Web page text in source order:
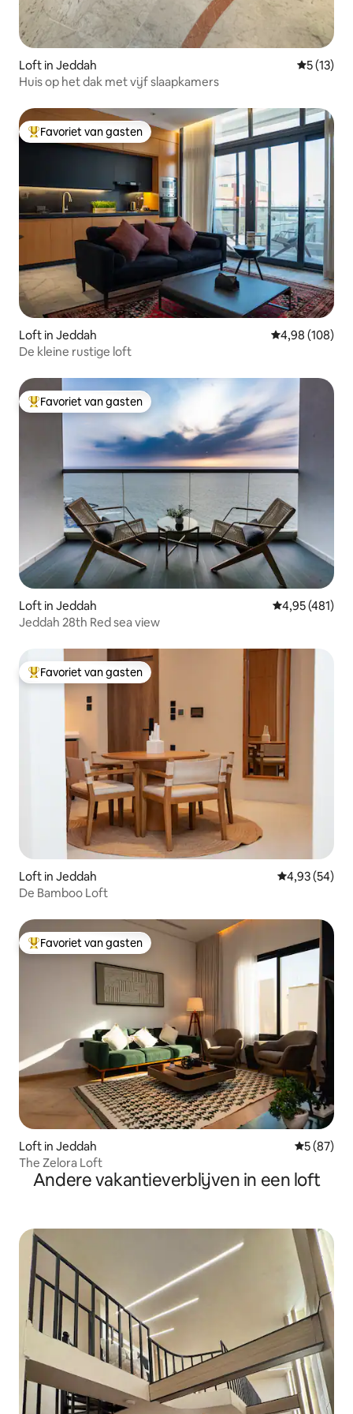
Loft in Jeddah
5 (13)
Huis op het dak met vijf slaapkamers
Topfavoriet van gasten
Favoriet van gasten
Loft in Jeddah Gemiddelde
4,98 (108)
De kleine rustige loft
Topfavoriet van gasten
Favoriet van gasten
Loft in Jeddah Gemiddelde
4,95 (481)
Jeddah 28th Red sea view
Topfavoriet van gasten
Favoriet van gasten
Loft in Jeddah Gemiddelde
4,93 (54)
De Bamboo Loft
Topfavoriet van gasten
Favoriet van gasten
Loft in Jeddah
5 (87)
The Zelora Loft
Andere vakantieverblijven in een loft